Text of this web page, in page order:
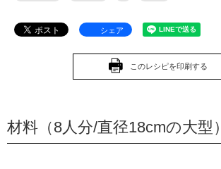
シェア
このレシピを印刷する
材料（8人分/直径18cmの大型）